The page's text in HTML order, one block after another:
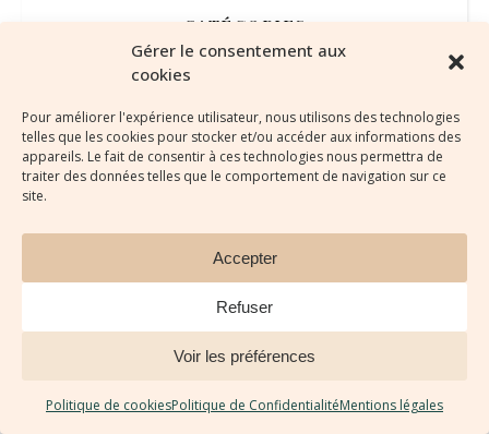
Gérer le consentement aux
cookies
Pour améliorer l'expérience utilisateur, nous utilisons des technologies
telles que les cookies pour stocker et/ou accéder aux informations des
appareils. Le fait de consentir à ces technologies nous permettra de
traiter des données telles que le comportement de navigation sur ce
site.
Accepter
Refuser
Voir les préférences
Politique de cookiesPolitique de ConfidentialitéMentions légales
CATÉGORIES
Article STAR
Astuces concours
Entretien de l'équipement Cheval & Cavalier
Équipement d'équitation
Équipement du Cavalier
Interview "Cheval Passion"